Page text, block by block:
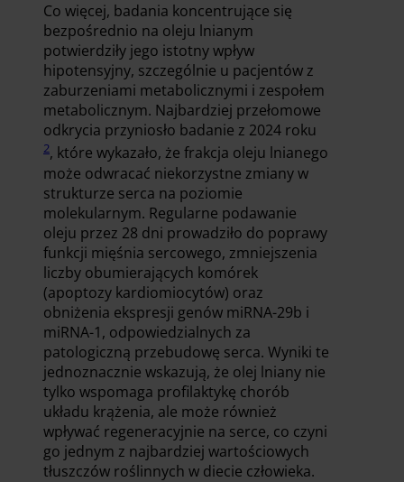
Co więcej, badania koncentrujące się
bezpośrednio na oleju lnianym
potwierdziły jego istotny wpływ
hipotensyjny, szczególnie u pacjentów z
zaburzeniami metabolicznymi i zespołem
metabolicznym. Najbardziej przełomowe
odkrycia przyniosło badanie z 2024 roku
2, które wykazało, że frakcja oleju lnianego
może odwracać niekorzystne zmiany w
strukturze serca na poziomie
molekularnym. Regularne podawanie
oleju przez 28 dni prowadziło do poprawy
funkcji mięśnia sercowego, zmniejszenia
liczby obumierających komórek
(apoptozy kardiomiocytów) oraz
obniżenia ekspresji genów miRNA-29b i
miRNA-1, odpowiedzialnych za
patologiczną przebudowę serca. Wyniki te
jednoznacznie wskazują, że olej lniany nie
tylko wspomaga profilaktykę chorób
układu krążenia, ale może również
wpływać regeneracyjnie na serce, co czyni
go jednym z najbardziej wartościowych
tłuszczów roślinnych w diecie człowieka.